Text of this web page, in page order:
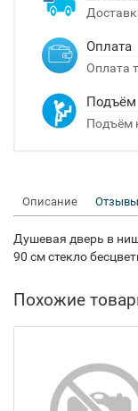
Оплата
Оплата
Подъём
Подъём
Описание Отзывы
Душевая дверь в
90 см стекло
Похожие